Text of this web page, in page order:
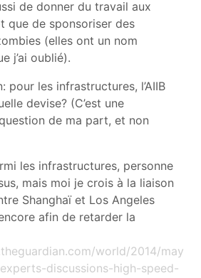
de donner du travail aux
que de sponsoriser des
(elles ont un nom
j’ai oublié).
pour les infrastructures, l’AIIB
devise? (C’est une
de ma part, et non
les infrastructures, personne
mais moi je crois à la liaison
Shanghaï et Los Angeles
afin de retarder la
world/2014/may
discussions-high-speed-